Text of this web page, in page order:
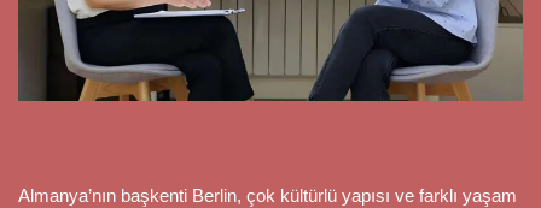
Almanya’nın başkenti Berlin, çok kültürlü yapısı ve farklı yaşam